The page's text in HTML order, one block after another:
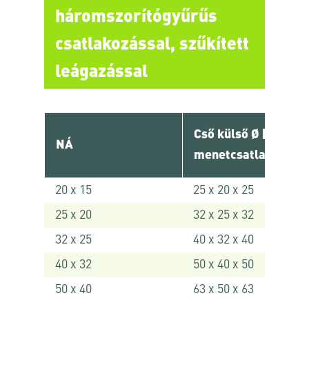
háromszorítógyűrűs
csatlakozással, szűkített
leágazással
NÁ
Cső külső Ø [ mm ] x
menetcsatlakozó
20 x 15
25 x 20 x 25
25 x 20
32 x 25 x 32
32 x 25
40 x 32 x 40
40 x 32
50 x 40 x 50
50 x 40
63 x 50 x 63